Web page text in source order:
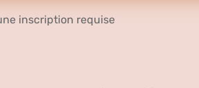
inscription requise